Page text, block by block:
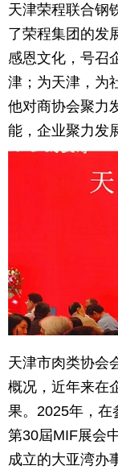
天津荣程联合钢
了荣程集团的发
感恩文化，号召
津；为天津，为
他对商协会聚力
能，企业聚力发
天津市肉类协会
概况，近年来在
果。2025年，在
第30屆MIF展会
成立的大亚湾办